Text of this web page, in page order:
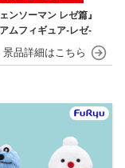
ンソーマン レゼ篇』
ムフィギュア‐レゼ‐